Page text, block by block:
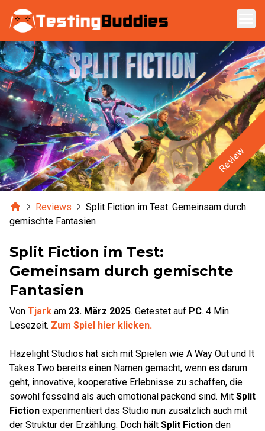
Zum Hauptinhalt springen
Review
HomeReviews
Split Fiction im Test: Gemeinsam durch
gemischte Fantasien
Split Fiction im Test:
Gemeinsam durch gemischte
Fantasien
Von Tjark am 23. März 2025. Getestet auf PC. 4 Min.
Lesezeit. Zum Spiel hier klicken.
Hazelight Studios hat sich mit Spielen wie A Way Out und It
Takes Two bereits einen Namen gemacht, wenn es darum
geht, innovative, kooperative Erlebnisse zu schaffen, die
sowohl fesselnd als auch emotional packend sind. Mit Split
Fiction experimentiert das Studio nun zusätzlich auch mit
der Struktur der Erzählung. Doch hält Split Fiction den